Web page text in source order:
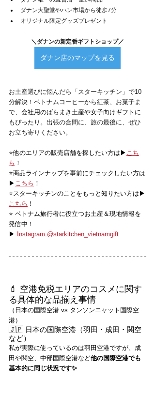
ダナン大聖堂やハン市場から徒歩7分
オリジナル限定グッズプレゼント
＼ダナンの新定番ギフトショップ／
ダナン店のマップを見る
お土産選びに悩んだら「スターキッチン」で10
分解決！ベトナムコーヒーから紅茶、お菓子ま
で、 会社用のばらまき土産や女子向けギフトに
もぴったり。 出張の合間に、旅の最後に、ぜひ
お立ち寄りください。
⭐️他のエリアの販売店舗を探したい方は▶ こち
ら ！
⭐️商品ラインナップを事前にチェックしたい方は
▶ こちら ！
⭐️スターキッチンのことをもっと知りたい方は▶
こちら ！
⭐️ ベトナム旅行者に役立つお土産＆現地情報を
発信中！
▶
Instagram @starkitchen_vietnamgift
💄 空港免税エリアのコスメに関す
る具体的な品揃え事情
（日本の国際空港 vs タンソンニャット国際空
港）
🇯🇵 日本の国際空港（羽田・成田・関空
など）
私が実際に使っているのは羽田空港ですが、成
田や関空、中部国際空港など他の国際空港でも
基本的に同じ状況です✨